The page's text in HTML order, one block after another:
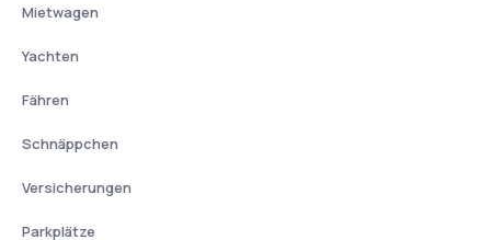
Mietwagen
Yachten
Fähren
Schnäppchen
Versicherungen
Parkplätze